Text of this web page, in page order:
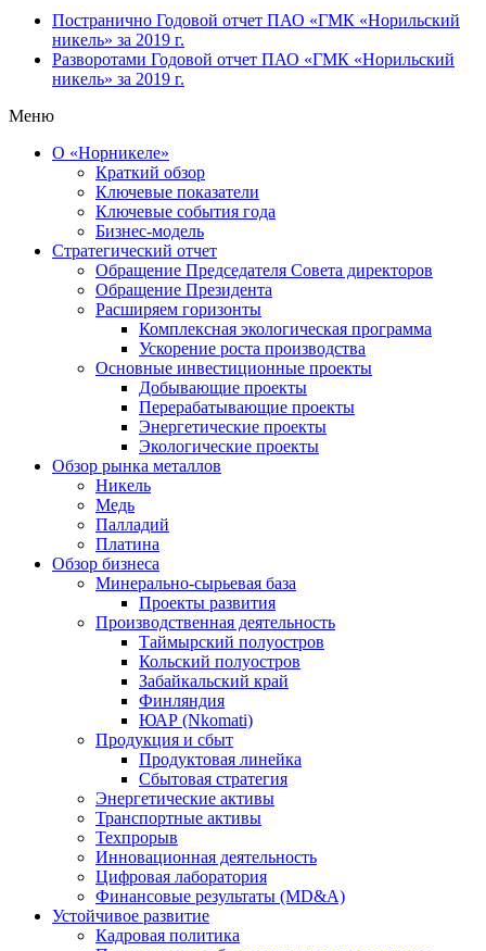
Постранично Годовой отчет ПАО «ГМК «Норильский
никель» за 2019 г.
Разворотами Годовой отчет ПАО «ГМК «Норильский
никель» за 2019 г.
Меню
О «Норникеле»
Краткий обзор
Ключевые показатели
Ключевые события года
Бизнес-модель
Стратегический отчет
Обращение Председателя Совета директоров
Обращение Президента
Расширяем горизонты
Комплексная экологическая программа
Ускорение роста производства
Основные инвестиционные проекты
Добывающие проекты
Перерабатывающие проекты
Энергетические проекты
Экологические проекты
Обзор рынка металлов
Никель
Медь
Палладий
Платина
Обзор бизнеса
Минерально-сырьевая база
Проекты развития
Производственная деятельность
Таймырский полуостров
Кольский полуостров
Забайкальский край
Финляндия
ЮАР (Nkomati)
Продукция и сбыт
Продуктовая линейка
Сбытовая стратегия
Энергетические активы
Транспортные активы
Техпрорыв
Инновационная деятельность
Цифровая лаборатория
Финансовые результаты (MD&A)
Устойчивое развитие
Кадровая политика